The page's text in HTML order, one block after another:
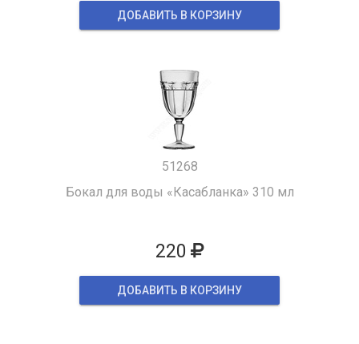
ДОБАВИТЬ В КОРЗИНУ
51268
Бокал для воды «Касабланка» 310 мл
220
ДОБАВИТЬ В КОРЗИНУ